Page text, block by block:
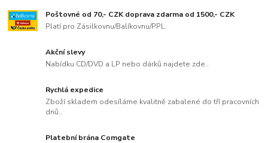
Poštovné od 70,- CZK doprava zdarma od 1500,- CZK
Platí pro Zásilkovnu/Balíkovnu/PPL.
Akční slevy
Nabídku CD/DVD a LP nebo dárků najdete zde..
Rychlá expedice
Zboží skladem odesíláme kvalitně zabalené do tří pracovních
dnů..
Platební brána Comgate